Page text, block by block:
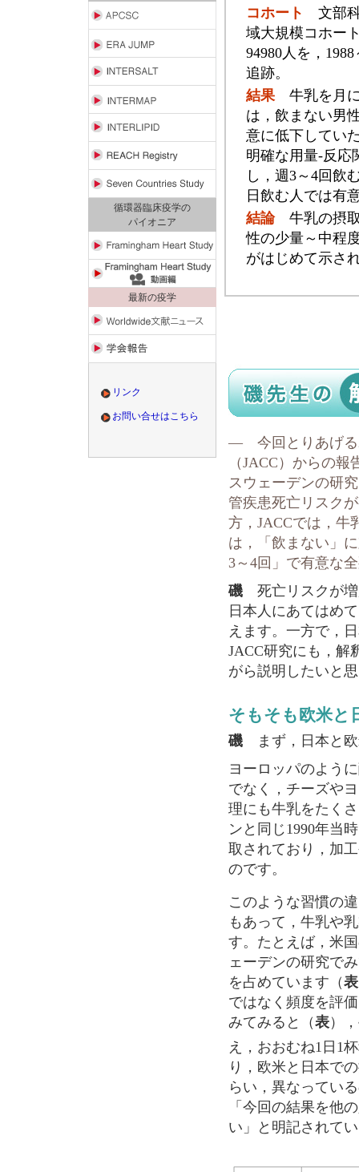
循環器臨床疫学の
パイオニア
最新の疫学
リンク
お問い合せはこちら
コホート
文部
域大規模コホー
94980人を，
追跡。
結果牛乳を月に
は，飲まない男
意に低下してい
明確な用量-反応
し，週3～4回飲
日飲む人では有
結論牛乳の摂取
性の少量～中程
がはじめて示さ
― 今回とりあげる
（JACC）からの
スウェーデンの研
管疾患死亡リスク
方，JACCでは，牛
は，「飲まない」
3～4回」で有意な
磯 死亡リスクが
日本人にあてはめ
えます。一方で，
JACC研究にも，解
がら説明したいと
そもそも欧米と
磯
まず，日本と
ヨーロッパのよう
でなく，チーズや
理にも牛乳をたく
ンと同じ1990年当
取されており，加
のです。
このような習慣の
もあって，牛乳や
す。たとえば，米
ェーデンの研究で
を占めています（表
ではなく頻度を評
みてみると（表）
え，おおむね1日1
り，欧米と日本で
らい，異なってい
「今回の結果を他
い」と明記されて